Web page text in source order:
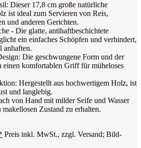
Dieser 17,8 cm große natürliche
ist ideal zum Servieren von Reis,
und anderen Gerichten.
- Die glatte, antihaftbeschichtete
ein einfaches Schöpfen und verhindert,
anhaften.
Die geschwungene Form und der
einen komfortablen Griff für müheloses
Hergestellt aus hochwertigem Holz, ist
und langlebig.
von Hand mit milder Seife und Wasser
makellosen Zustand zu erhalten.
Preis inkl. MwSt., zzgl. Versand; Bild-